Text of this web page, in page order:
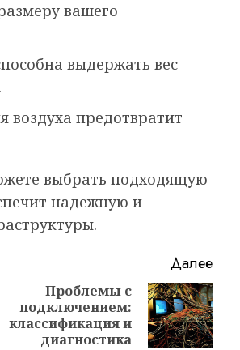
вашего
выдержать вес
воздуха предотвратит
выбрать подходящую
надежную и
Далее
Проблемы с
подключением:
классификация и
диагностика